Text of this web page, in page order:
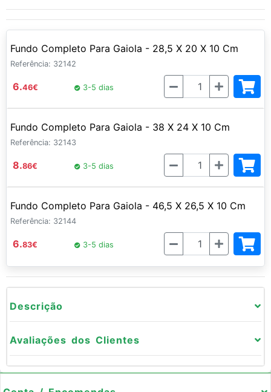
Fundo Completo Para Gaiola - 28,5 X 20 X 10 Cm
Referência: 32142
6.46€ 3-5 dias Quantidade
Fundo Completo Para Gaiola - 38 X 24 X 10 Cm
Referência: 32143
8.86€ 3-5 dias Quantidade
Fundo Completo Para Gaiola - 46,5 X 26,5 X 10 Cm
Referência: 32144
6.83€ 3-5 dias Quantidade
Descrição
Avaliações dos Clientes